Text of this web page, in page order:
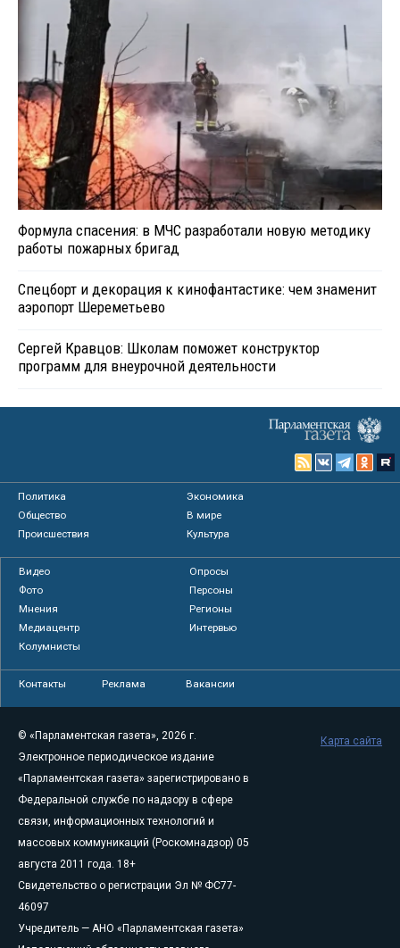
Формула спасения: в МЧС разработали новую методику
работы пожарных бригад
Спецборт и декорация к кинофантастике: чем знаменит
аэропорт Шереметьево
Сергей Кравцов: Школам поможет конструктор
программ для внеурочной деятельности
Политика
Экономика
Общество
В мире
Происшествия
Культура
Видео
Опросы
Фото
Персоны
Мнения
Регионы
Медиацентр
Интервью
Колумнисты
Контакты Реклама Вакансии
© «Парламентская газета», 2026 г.
Электронное периодическое издание
«Парламентская газета» зарегистрировано в
Федеральной службе по надзору в сфере
связи, информационных технологий и
массовых коммуникаций (Роскомнадзор) 05
августа 2011 года. 18+
Свидетельство о регистрации Эл № ФС77-
46097
Учредитель — АНО «Парламентская газета»
Карта сайта